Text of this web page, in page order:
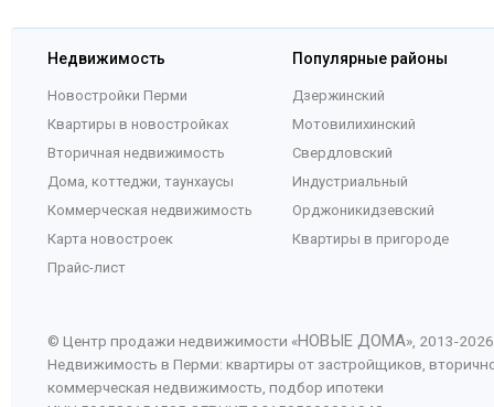
Недвижимость
Новостройки Перми
Квартиры в новостройках
Вторичная недвижимость
Дома, коттеджи, таунхаусы
Коммерческая недвижимость
Карта новостроек
Прайс-лист
Популярные районы
Дзержинский
Мотовилихинский
Свердловский
Индустриальный
Орджоникидзевский
Квартиры в пригороде
© Центр продажи недвижимости «НОВЫЕ ДОМА», 2013-2026
Недвижимость в Перми: квартиры от застройщиков,
коммерческая недвижимость, подбор ипотеки